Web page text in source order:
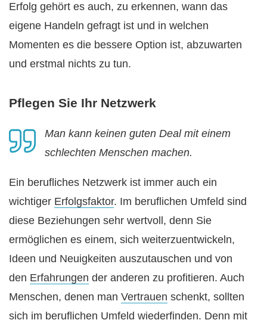
Erfolg gehört es auch, zu erkennen, wann das
eigene Handeln gefragt ist und in welchen
Momenten es die bessere Option ist, abzuwarten
und erstmal nichts zu tun.
Pflegen Sie Ihr Netzwerk
Man kann keinen guten Deal mit einem
schlechten Menschen machen.
Ein berufliches Netzwerk ist immer auch ein
wichtiger Erfolgsfaktor. Im beruflichen Umfeld sind
diese Beziehungen sehr wertvoll, denn Sie
ermöglichen es einem, sich weiterzuentwickeln,
Ideen und Neuigkeiten auszutauschen und von
den Erfahrungen der anderen zu profitieren. Auch
Menschen, denen man Vertrauen schenkt, sollten
sich im beruflichen Umfeld wiederfinden. Denn mit